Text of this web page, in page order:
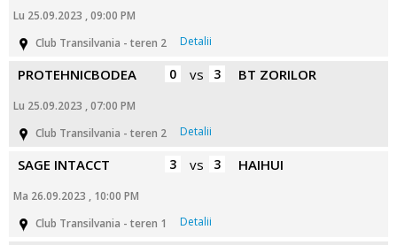
Lu 25.09.2023 , 09:00 PM
Club Transilvania - teren 2
Detalii
PROTEHNICBODEA 0 vs 3 BT ZORILOR
Lu 25.09.2023 , 07:00 PM
Club Transilvania - teren 2
Detalii
SAGE INTACCT 3 vs 3 HAIHUI
Ma 26.09.2023 , 10:00 PM
Club Transilvania - teren 1
Detalii